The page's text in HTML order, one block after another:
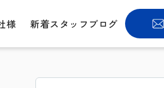
様 新着スタッフブログ